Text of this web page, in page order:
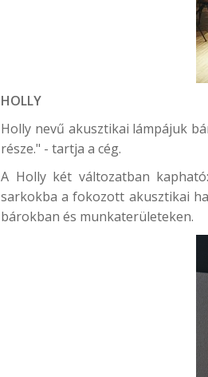
HOLLY
Holly nevű akusztikai lámpájuk
része." - tartja a cég.
A Holly két változatban
sarkokba a fokozott akusztikai
bárokban és munkaterületeken.